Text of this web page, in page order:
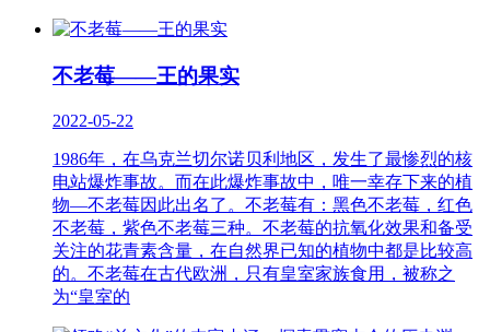
不老莓——王的果实
2022-05-22
1986年，在乌克兰切尔诺贝利地区，发生了最惨烈的核
电站爆炸事故。而在此爆炸事故中，唯一幸存下来的植
物—不老莓因此出名了。不老莓有：黑色不老莓，红色
不老莓，紫色不老莓三种。不老莓的抗氧化效果和备受
关注的花青素含量，在自然界已知的植物中都是比较高
的。不老莓在古代欧洲，只有皇室家族食用，被称之
为“皇室的